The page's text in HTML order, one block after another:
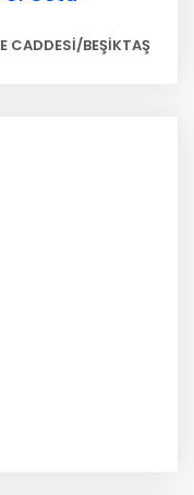
CADDESİ/BEŞİKTAŞ